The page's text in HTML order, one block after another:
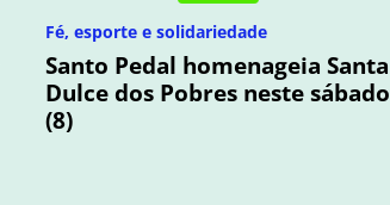
Fé, esporte e solidariedade
Santo Pedal homenageia Santa
Dulce dos Pobres neste sábado
(8)